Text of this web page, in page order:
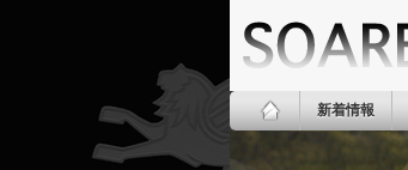
新着情報